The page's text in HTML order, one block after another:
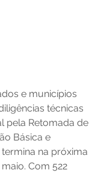
e municípios
técnicas
pela Retomada de
Básica e
na próxima
Com 522